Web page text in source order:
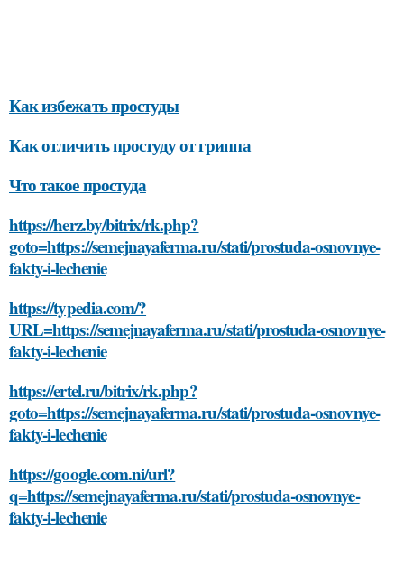
Как избежать простуды
Как отличить простуду от гриппа
Что такое простуда
https://herz.by/bitrix/rk.php?
goto=https://semejnayaferma.ru/stati/prostuda-osnovnye-
fakty-i-lechenie
https://typedia.com/?
URL=https://semejnayaferma.ru/stati/prostuda-osnovnye-
fakty-i-lechenie
https://ertel.ru/bitrix/rk.php?
goto=https://semejnayaferma.ru/stati/prostuda-osnovnye-
fakty-i-lechenie
https://google.com.ni/url?
q=https://semejnayaferma.ru/stati/prostuda-osnovnye-
fakty-i-lechenie